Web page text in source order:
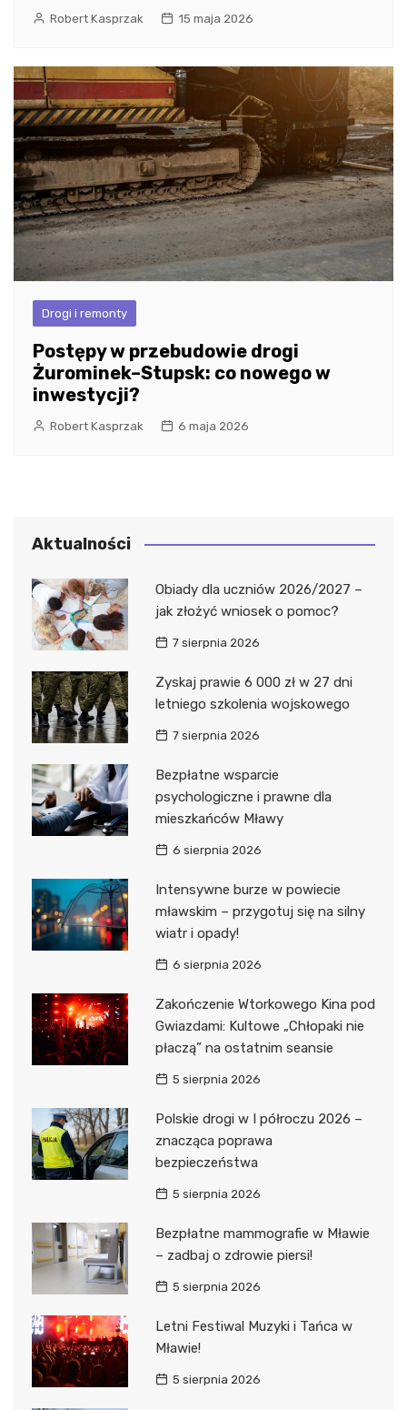
Robert Kasprzak 15 maja 2026
Drogi i remonty
Postępy w przebudowie drogi
Żurominek–Stupsk: co nowego w
inwestycji?
Robert Kasprzak 6 maja 2026
Aktualności
Obiady dla uczniów 2026/2027 –
jak złożyć wniosek o pomoc?
7 sierpnia 2026
Zyskaj prawie 6 000 zł w 27 dni
letniego szkolenia wojskowego
7 sierpnia 2026
Bezpłatne wsparcie
psychologiczne i prawne dla
mieszkańców Mławy
6 sierpnia 2026
Intensywne burze w powiecie
mławskim – przygotuj się na silny
wiatr i opady!
6 sierpnia 2026
Zakończenie Wtorkowego Kina pod
Gwiazdami: Kultowe „Chłopaki nie
płaczą” na ostatnim seansie
5 sierpnia 2026
Polskie drogi w I półroczu 2026 –
znacząca poprawa
bezpieczeństwa
5 sierpnia 2026
Bezpłatne mammografie w Mławie
– zadbaj o zdrowie piersi!
5 sierpnia 2026
Letni Festiwal Muzyki i Tańca w
Mławie!
5 sierpnia 2026